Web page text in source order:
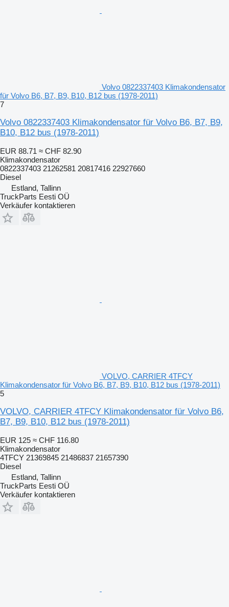
Volvo 0822337403 Klimakondensator
für Volvo B6, B7, B9, B10, B12 bus (1978-2011)
7
Volvo 0822337403 Klimakondensator für Volvo B6, B7, B9,
B10, B12 bus (1978-2011)
EUR 88.71 ≈ CHF 82.90
Klimakondensator
0822337403 21262581 20817416 22927660
Diesel
Estland, Tallinn
TruckParts Eesti OÜ
Verkäufer kontaktieren
VOLVO, CARRIER 4TFCY
Klimakondensator für Volvo B6, B7, B9, B10, B12 bus (1978-2011)
5
VOLVO, CARRIER 4TFCY Klimakondensator für Volvo B6,
B7, B9, B10, B12 bus (1978-2011)
EUR 125 ≈ CHF 116.80
Klimakondensator
4TFCY 21369845 21486837 21657390
Diesel
Estland, Tallinn
TruckParts Eesti OÜ
Verkäufer kontaktieren